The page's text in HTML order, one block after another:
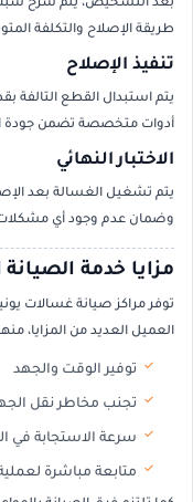
بعد التشخيص، يتم شرح
طريقة الإصلاح والتكلفة
تنفيذ الإصلاح
يتم استبدال القطع التالفة
أدوات متخصصة تضمن جودة
الاختبار النهائي
وضمان عدم وجود أي
مزايا خدمة الصيانة
توفر مراكز صيانة غسالات
العميل العديد من المزايا،
توفير الوقت والجهد
تجنب مخاطر نقل
سرعة الاستجابة في
متابعة مباشرة